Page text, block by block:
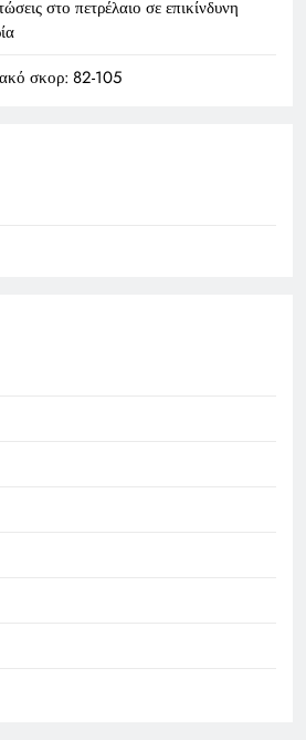
στο πετρέλαιο σε επικίνδυνη
σκορ: 82-105